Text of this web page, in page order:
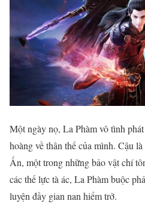
Một ngày nọ, La Phàm vô tình
hoàng về thân thế của mình. Cậu
Ấn, một trong những bảo vật chí
các thế lực tà ác, La Phàm buộc
luyện đầy gian nan hiểm trở.